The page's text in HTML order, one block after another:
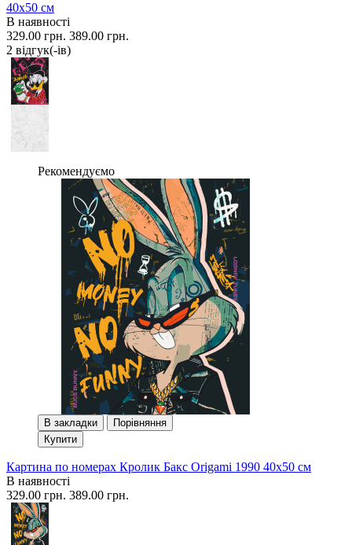
40x50 см
В наявності
329.00 грн. 389.00 грн.
2 вiдгук(-iв)
Рекомендуємо
В закладки
Порівняння
Купити
Картина по номерах Кролик Бакс Origami 1990 40x50 см
В наявності
329.00 грн. 389.00 грн.